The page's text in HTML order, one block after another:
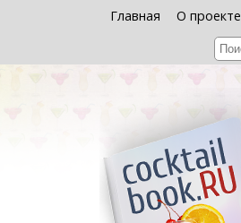
Главная О проекте